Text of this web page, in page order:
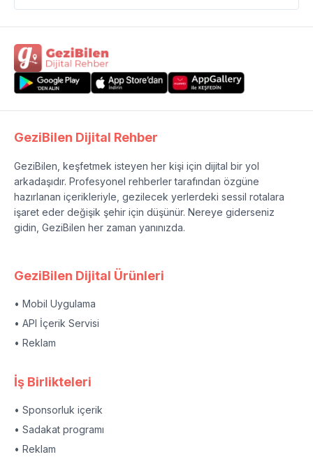
GeziBilen Dijital Rehber
GeziBilen, keşfetmek isteyen her kişi için dijital bir yol
arkadaşıdır. Profesyonel rehberler tarafından özgüne
hazırlanan içerikleriyle, gezilecek yerlerdeki sessil rotalara
işaret eder değişik şehir için düşünür. Nereye giderseniz
gidin, GeziBilen her zaman yanınızda.
GeziBilen Dijital Ürünleri
• Mobil Uygulama
• API İçerik Servisi
• Reklam
İş Birlikteleri
• Sponsorluk içerik
• Sadakat programı
• Reklam